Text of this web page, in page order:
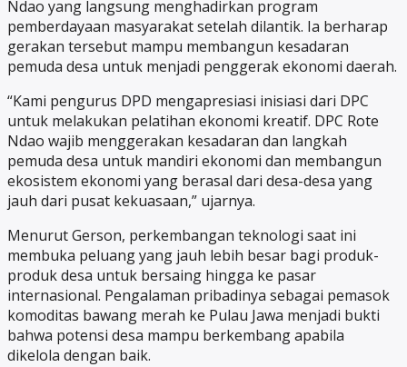
Ndao yang langsung menghadirkan program
pemberdayaan masyarakat setelah dilantik. Ia berharap
gerakan tersebut mampu membangun kesadaran
pemuda desa untuk menjadi penggerak ekonomi daerah.
“Kami pengurus DPD mengapresiasi inisiasi dari DPC
untuk melakukan pelatihan ekonomi kreatif. DPC Rote
Ndao wajib menggerakan kesadaran dan langkah
pemuda desa untuk mandiri ekonomi dan membangun
ekosistem ekonomi yang berasal dari desa-desa yang
jauh dari pusat kekuasaan,” ujarnya.
Menurut Gerson, perkembangan teknologi saat ini
membuka peluang yang jauh lebih besar bagi produk-
produk desa untuk bersaing hingga ke pasar
internasional. Pengalaman pribadinya sebagai pemasok
komoditas bawang merah ke Pulau Jawa menjadi bukti
bahwa potensi desa mampu berkembang apabila
dikelola dengan baik.